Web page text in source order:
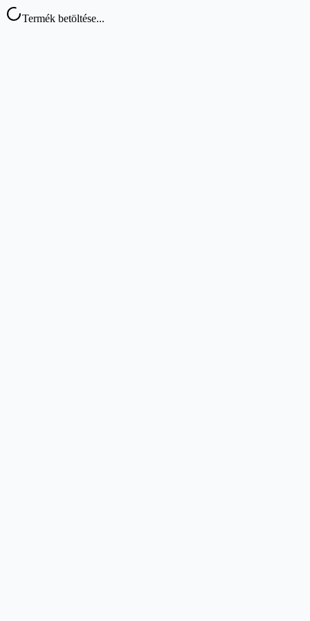
Termék betöltése...